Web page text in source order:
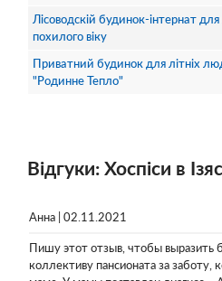
Лісоводскій будинок-інтернат
похилого віку
Приватний будинок для літніх
"Родинне Тепло"
Відгуки: Хоспіси в
Анна | 02.11.2021
Пишу этот отзыв, чтобы выразить
коллективу пансионата за